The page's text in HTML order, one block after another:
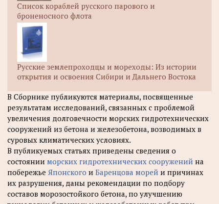
Список кораблей русского парового и
броненосного флота
Русские землепроходцы и мореходы: Из истории
открытия и освоения Сибири и Дальнего Востока
В Сборнике публикуются материалы, посвященные
результатам исследований, связанных с проблемой
увеличения долговечности морских гидротехнических
сооружений из бетона и железобетона, возводимых в
суровых климатических условиях.
В публикуемых статьях приведены сведения о
состоянии морских гидротехнических сооружений на
побережье Японского и Баренцова морей и причинах
их разрушения, даны рекомендации по подбору
составов морозостойкого бетона, по улучшению